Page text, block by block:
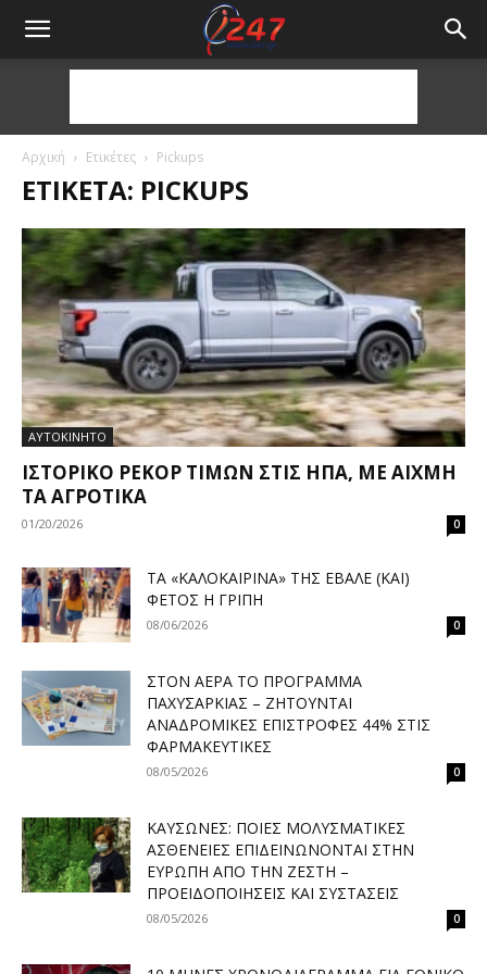
Αρχική Ετικέτες Pickups
ΕΤΙΚΈΤΑ: PICKUPS
ΑΥΤΟΚΙΝΗΤΟ
ΙΣΤΟΡΙΚΌ ΡΕΚΌΡ ΤΙΜΏΝ ΣΤΙΣ ΗΠΑ, ΜΕ ΑΙΧΜΉ
ΤΑ ΑΓΡΟΤΙΚΆ
01/20/2026 0
ΤΑ «ΚΑΛΟΚΑΙΡΙΝΆ» ΤΗΣ ΈΒΑΛΕ (ΚΑΙ)
ΦΈΤΟΣ Η ΓΡΊΠΗ
08/06/2026 0
ΣΤΟΝ ΑΈΡΑ ΤΟ ΠΡΌΓΡΑΜΜΑ
ΠΑΧΥΣΑΡΚΊΑΣ – ΖΗΤΟΎΝΤΑΙ
ΑΝΑΔΡΟΜΙΚΈΣ ΕΠΙΣΤΡΟΦΈΣ 44% ΣΤΙΣ
ΦΑΡΜΑΚΕΥΤΙΚΈΣ
08/05/2026 0
ΚΑΎΣΩΝΕΣ: ΠΟΙΕΣ ΜΟΛΥΣΜΑΤΙΚΈΣ
ΑΣΘΈΝΕΙΕΣ ΕΠΙΔΕΙΝΏΝΟΝΤΑΙ ΣΤΗΝ
ΕΥΡΏΠΗ ΑΠΌ ΤΗΝ ΖΈΣΤΗ –
ΠΡΟΕΙΔΟΠΟΙΉΣΕΙΣ ΚΑΙ ΣΥΣΤΆΣΕΙΣ
08/05/2026 0